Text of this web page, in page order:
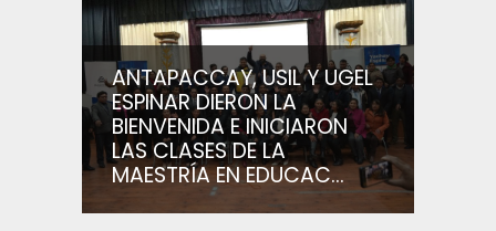
ANTAPACCAY, USIL Y UGEL
ESPINAR DIERON LA
BIENVENIDA E INICIARON
LAS CLASES DE LA
MAESTRÍA EN EDUCAC...